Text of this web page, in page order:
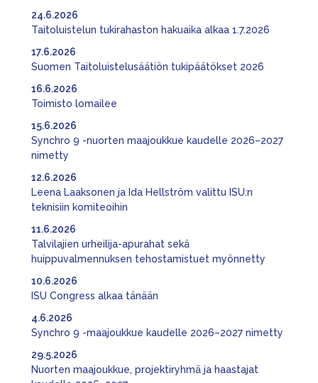
Taitoluistelun tukirahaston hakuaika alkaa 1.7.2026
24.6.2026
Suomen Taitoluistelusäätiön tukipäätökset 2026
17.6.2026
Toimisto lomailee
16.6.2026
Synchro 9 -nuorten maajoukkue kaudelle 2026–2027
nimetty
15.6.2026
Leena Laaksonen ja Ida Hellström valittu ISU:n
teknisiin komiteoihin
12.6.2026
Talvilajien urheilija-apurahat sekä
huippuvalmennuksen tehostamistuet myönnetty
11.6.2026
ISU Congress alkaa tänään
10.6.2026
Synchro 9 -maajoukkue kaudelle 2026–2027 nimetty
4.6.2026
Nuorten maajoukkue, projektiryhmä ja haastajat
29.5.2026